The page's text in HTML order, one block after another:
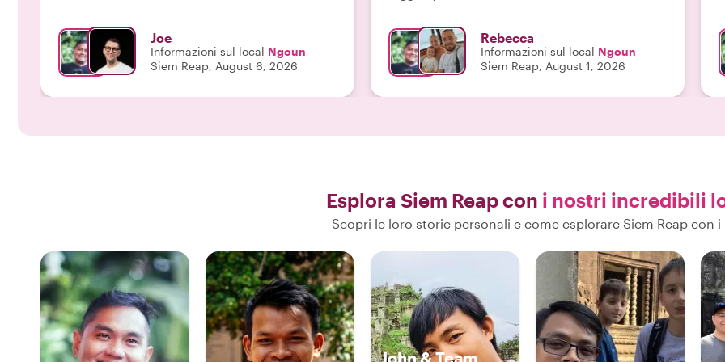
Joe
Informazioni sul local Ngoun
Siem Reap, August 6, 2026
ogni nostra domanda, condividendo fatti
affascinanti lungo il percorso. Inoltre, è stato
eccezionalmente gentile e paziente con nostro
figlio, riuscendo a tenerlo felice e intrattenuto per
Rebecca
Informazioni sul local Ngoun
Siem Reap, August 1, 2026
Esplora Siem Reap con i nostri incredibili
Scopri le loro storie personali e come esplorare Siem Reap con i
John & Team